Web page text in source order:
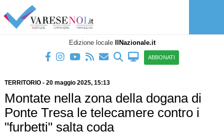
Edizione locale IlNazionale.it
ABBONATI
TERRITORIO- 20 maggio 2025, 15:13
Montate nella zona della dogana di
Ponte Tresa le telecamere contro i
"furbetti" salta coda